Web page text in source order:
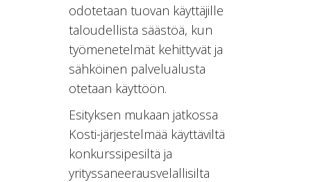
odotetaan tuovan käyttäjille
taloudellista säästöä, kun
työmenetelmät kehittyvät ja
sähköinen palvelualusta
otetaan käyttöön.
Esityksen mukaan jatkossa
Kosti-järjestelmää käyttäviltä
konkurssipesiltä ja
yrityssaneerausvelallisilta